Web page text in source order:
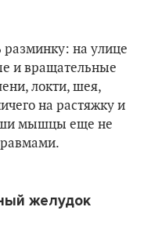
разминку: на улице
и вращательные
локти, шея,
на растяжку и
мышцы еще не
желудок